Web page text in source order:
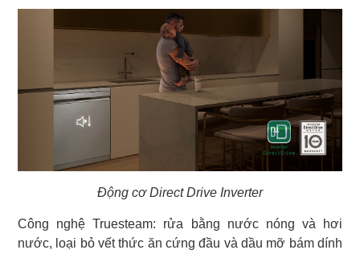
Động cơ Direct Drive Inverter
Công nghệ Truesteam: rửa bằng nước nóng và hơi
nước, loại bỏ vết thức ăn cứng đầu và dầu mỡ bám dính